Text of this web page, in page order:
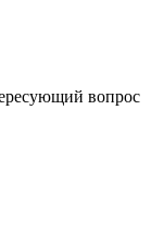
вопрос